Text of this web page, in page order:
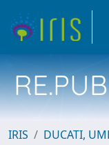
IRIS DUCATI,